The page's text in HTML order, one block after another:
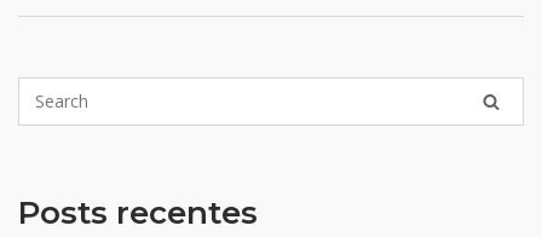
Posts recentes